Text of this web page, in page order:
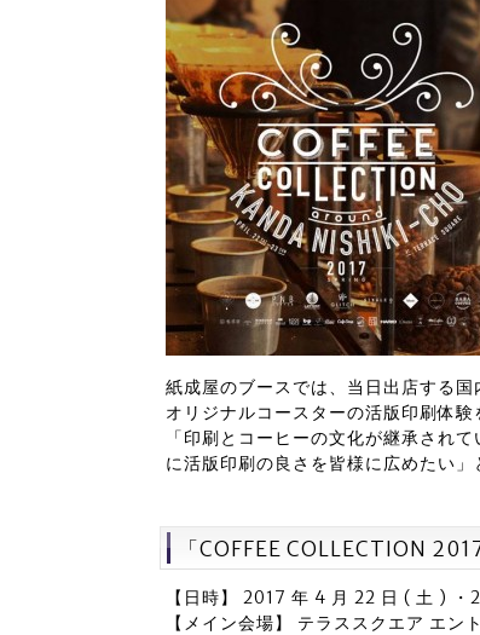
紙成屋のブースでは、当日出店する
オリジナルコースターの活版印刷体験
「印刷とコーヒーの文化が継承され
に活版印刷の良さを皆様に広めたい」
「COFFEE COLLECTION
【日時】 2017 年 4 月 22 日 ( 土 )
【メイン会場】 テラススクエア エン